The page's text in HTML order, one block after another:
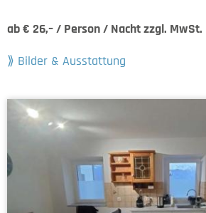
ab € 26,– / Person / Nacht zzgl. MwSt.
Bilder & Ausstattung